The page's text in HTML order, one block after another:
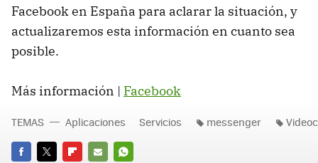
Facebook en España para aclarar la situación, y
actualizaremos esta información en cuanto sea
posible.
Más información | Facebook
TEMAS Aplicaciones Servicios messenger